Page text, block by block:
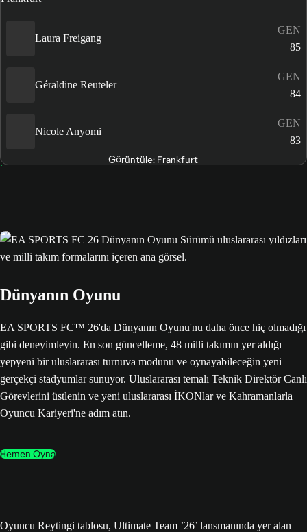
Laura Freigang
GEN
85
Géraldine Reuteler
GEN
84
Nicole Anyomi
GEN
83
Görüntüle: Frankfurt
Dünyanın Oyunu
EA SPORTS FC™ 26'da Dünyanın Oyunu'nu daha önce hiç olmadığı
gibi deneyimleyin. En son güncelleme, 48 milli takımın yer aldığı
yepyeni bir uluslararası turnuva modunu ve oynayabileceğin yeni
gerçekçi stadyumlar sunuyor. Uluslararası temalı Teknik Direktör Canlı
Görevlerini üstlenin ve yeni uluslararası İKONlar ve Kahramanlarla
Oyuncu Kariyeri'ne adım atın.
Hemen Oyna
Oyuncu Reytingi tablosu, Ultimate Team ’26’ lansmanında yer alan